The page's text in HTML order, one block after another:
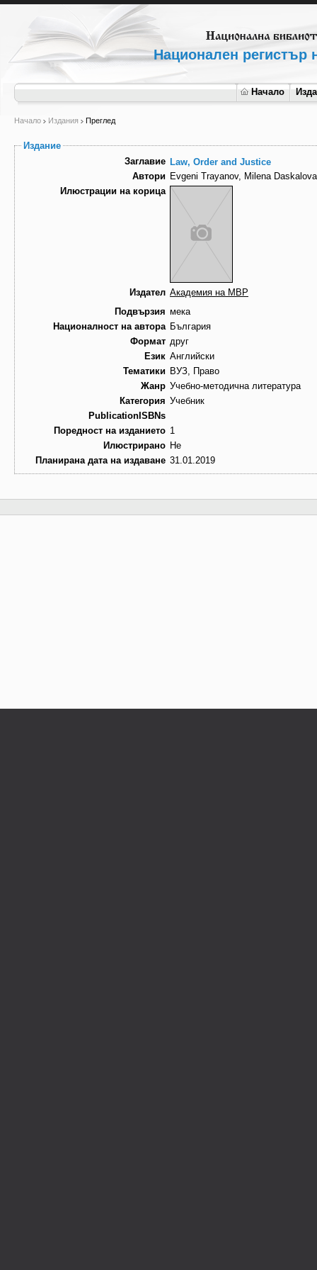
Национален регистър
Начало
Начало Издания Преглед
Издание
Заглавие Law, Order and Justice
Автори Evgeni Trayanov, Milena
Илюстрации на корица
Издател Академия на МВР
Подвързия мека
Националност на автора България
Формат друг
Език Английски
Тематики ВУЗ, Право
Жанр Учебно-методична литература
Категория Учебник
PublicationISBNs
Поредност на изданието 1
Илюстрирано Не
Планирана дата на издаване 31.01.2019